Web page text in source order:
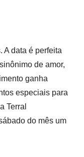
A data é perfeita
de amor,
ganha
especiais para
Terral
do mês um